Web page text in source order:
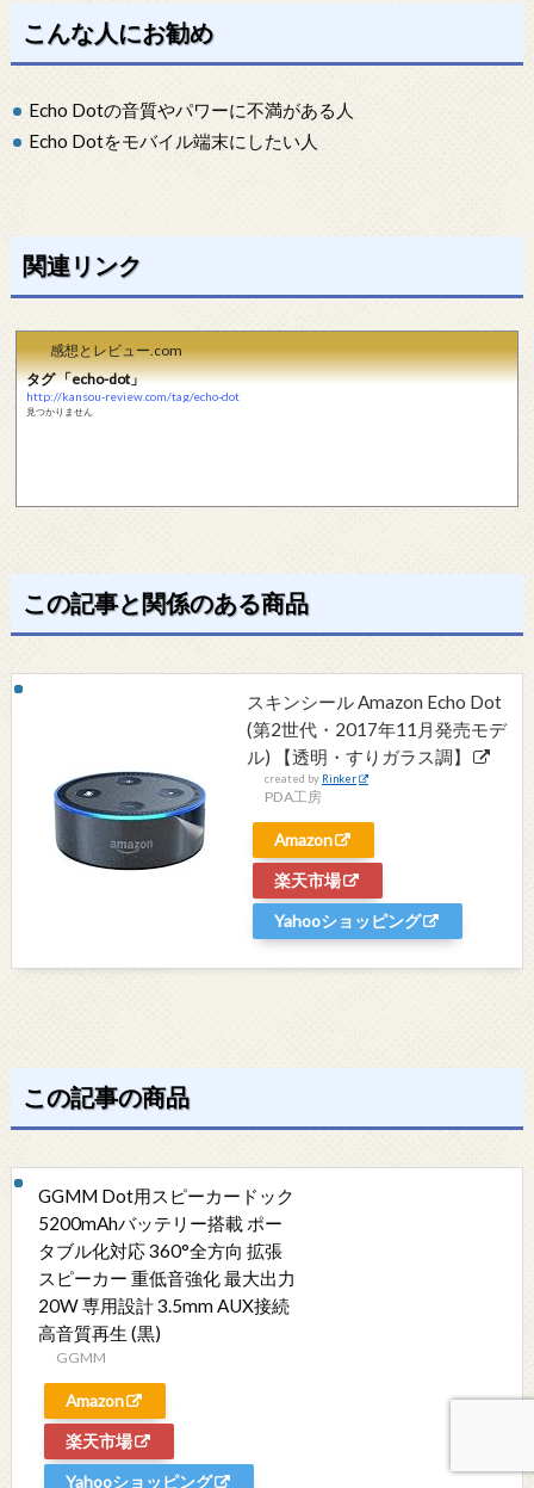
こんな人にお勧め
Echo Dotの音質やパワーに不満がある人
Echo Dotをモバイル端末にしたい人
関連リンク
感想とレビュー.com
タグ 「echo-dot」
http://kansou-review.com/tag/echo-dot
見つかりません
この記事と関係のある商品
スキンシール Amazon Echo Dot
(第2世代・2017年11月発売モデ
ル) 【透明・すりガラス調】
created by Rinker
PDA工房
Amazon
楽天市場
Yahooショッピング
この記事の商品
GGMM Dot用スピーカードック
5200mAhバッテリー搭載 ポー
タブル化対応 360°全方向 拡張
スピーカー 重低音強化 最大出力
20W 専用設計 3.5mm AUX接続
高音質再生 (黒)
GGMM
Amazon
楽天市場
Yahooショッピング